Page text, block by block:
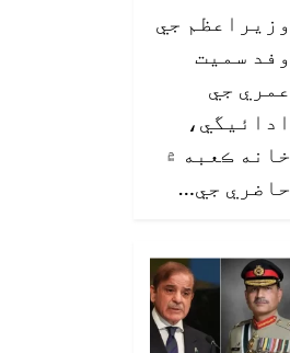
وزيراعظم جي
وفد سميت
عمري جي
ادائيگي،
خانه ڪعبه ۾
حاضري جي…